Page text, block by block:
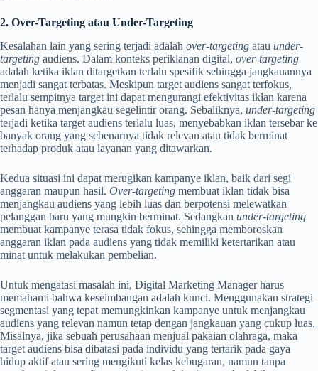
2. Over-Targeting atau Under-Targeting
Kesalahan lain yang sering terjadi adalah over-targeting atau under-
targeting audiens. Dalam konteks periklanan digital, over-targeting
adalah ketika iklan ditargetkan terlalu spesifik sehingga jangkauannya
menjadi sangat terbatas. Meskipun target audiens sangat terfokus,
terlalu sempitnya target ini dapat mengurangi efektivitas iklan karena
pesan hanya menjangkau segelintir orang. Sebaliknya, under-targeting
terjadi ketika target audiens terlalu luas, menyebabkan iklan tersebar ke
banyak orang yang sebenarnya tidak relevan atau tidak berminat
terhadap produk atau layanan yang ditawarkan.
Kedua situasi ini dapat merugikan kampanye iklan, baik dari segi
anggaran maupun hasil. Over-targeting membuat iklan tidak bisa
menjangkau audiens yang lebih luas dan berpotensi melewatkan
pelanggan baru yang mungkin berminat. Sedangkan under-targeting
membuat kampanye terasa tidak fokus, sehingga memboroskan
anggaran iklan pada audiens yang tidak memiliki ketertarikan atau
minat untuk melakukan pembelian.
Untuk mengatasi masalah ini, Digital Marketing Manager harus
memahami bahwa keseimbangan adalah kunci. Menggunakan strategi
segmentasi yang tepat memungkinkan kampanye untuk menjangkau
audiens yang relevan namun tetap dengan jangkauan yang cukup luas.
Misalnya, jika sebuah perusahaan menjual pakaian olahraga, maka
target audiens bisa dibatasi pada individu yang tertarik pada gaya
hidup aktif atau sering mengikuti kelas kebugaran, namun tanpa